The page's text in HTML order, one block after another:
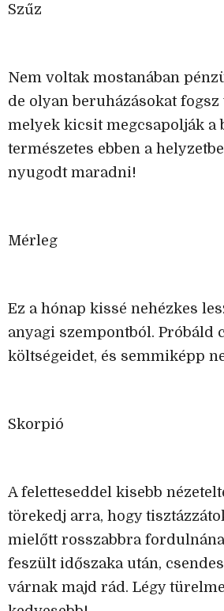
Szűz
Nem voltak mostanában
de olyan beruházásokat fogsz
melyek kicsit megcsapolják a
természetes ebben a
nyugodt maradni!
Mérleg
Ez a hónap kissé nehézkes
anyagi szempontból. Próbáld
költségeidet, és semmiképp
Skorpió
A feletteseddel kisebb
törekedj arra, hogy
mielőtt rosszabbra
feszült időszaka után,
várnak majd rád. Légy